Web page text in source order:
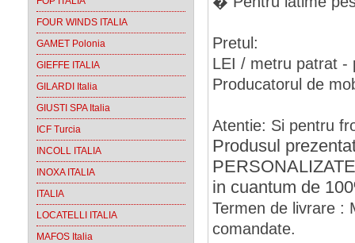
FOUR WINDS ITALIA
GAMET Polonia
GIEFFE ITALIA
GILARDI Italia
GIUSTI SPA Italia
ICF Turcia
INCOLL ITALIA
INOXA ITALIA
ITALIA
LOCATELLI ITALIA
MAFOS Italia
Pretul:
LEI / metru patrat -
Producatorul de
Atentie: Si pentru
Produsul
in cuantum de
Termen de livrare :
comandate.